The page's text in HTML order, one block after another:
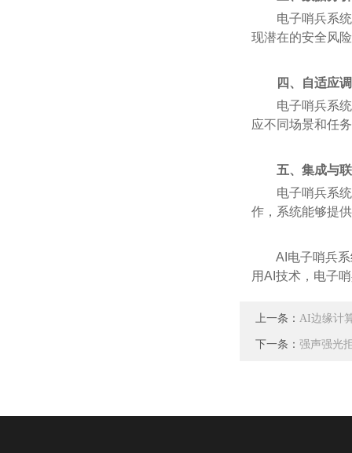
电子哨兵系统
现潜在的安全风
四、自适应
电子哨兵系统
应不同场景和任
五、集成与
电子哨兵系统
作，系统能够提
AI电子哨兵系统
用AI技术，电子
上一条： AI边缘计
下一条： 强声强光